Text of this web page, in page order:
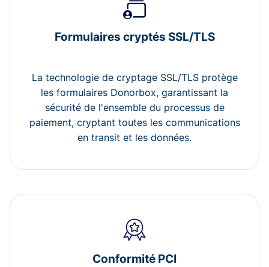
Formulaires cryptés SSL/TLS
La technologie de cryptage SSL/TLS protège
les formulaires Donorbox, garantissant la
sécurité de l'ensemble du processus de
paiement, cryptant toutes les communications
en transit et les données.
Conformité PCI